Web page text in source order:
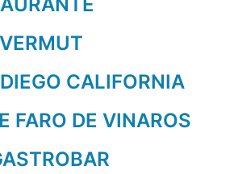
CALIFORNIA
FARO DE VINAROS